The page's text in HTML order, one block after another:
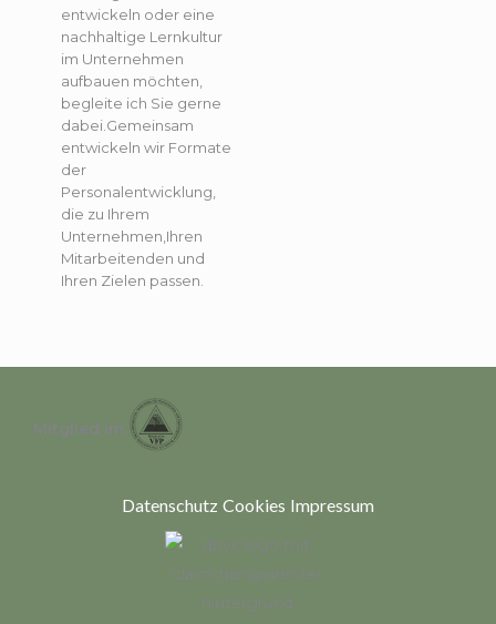
entwickeln oder eine
nachhaltige Lernkultur
im Unternehmen
aufbauen möchten,
begleite ich Sie gerne
dabei.Gemeinsam
entwickeln wir Formate
der
Personalentwicklung,
die zu Ihrem
Unternehmen,Ihren
Mitarbeitenden und
Ihren Zielen passen.
Mitglied im
Datenschutz Cookies Impressum